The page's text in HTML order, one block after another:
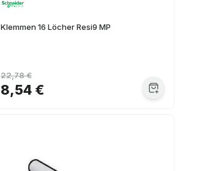
Klemmen 16 Löcher Resi9 MP
8,54 €
22,78 €